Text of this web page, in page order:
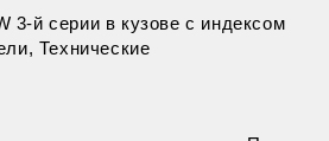
3-й серии в кузове с индексом
Технические